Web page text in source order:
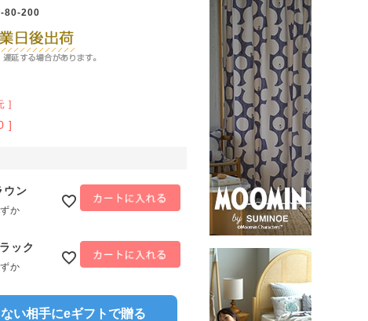
80-200
]
ウン
か
ック
か
い相手にeギフトで贈る